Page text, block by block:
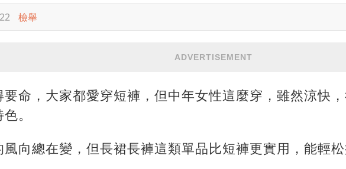
檢舉
ADVERTISEMENT
要命，大家都愛穿短褲，但中年女性這麼穿，雖然涼快
。
風向總在變，但長裙長褲這類單品比短褲更實用，能輕